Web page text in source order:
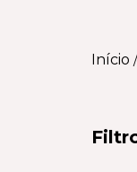
Início /